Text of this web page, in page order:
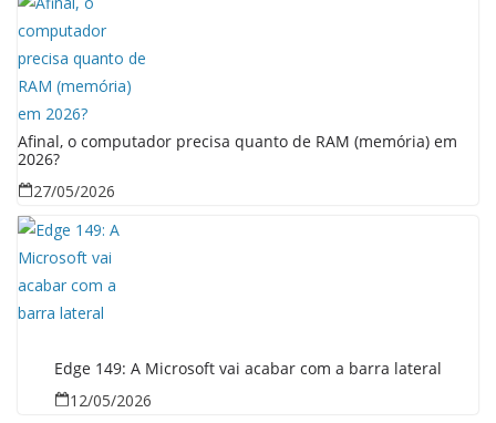
Afinal, o computador precisa quanto de RAM (memória) em
2026?
27/05/2026
Edge 149: A Microsoft vai acabar com a barra lateral
12/05/2026